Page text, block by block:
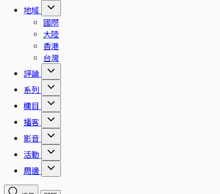
地域
國際
大陸
香港
台灣
評論
系列
欄目
播客
影音
活動
周邊